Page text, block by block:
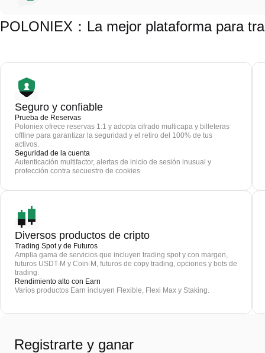
POLONIEX：La mejor plataforma para
Seguro y confiable
Prueba de Reservas
Poloniex ofrece reservas 1:1 y adopta cifrado multicapa y billeteras
offline para garantizar la seguridad y el retiro del 100% de tus
activos.
Seguridad de la cuenta
Autenticación multifactor, alertas de inicio de sesión inusual y
protección contra secuestro de cookies
Diversos productos de cripto
Trading Spot y de Futuros
Amplia gama de servicios que incluyen trading spot y con margen,
futuros USDT-M y Coin-M, futuros de copy trading, opciones y bots de
trading.
Rendimiento alto con Earn
Varios productos Earn incluyen Flexible, Flexi Max y Staking.
Registrarte y ganar